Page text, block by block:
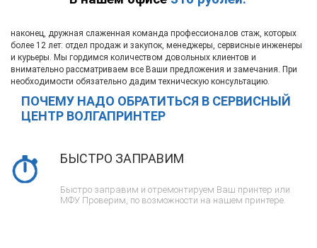
наконец, дружная слаженная команда профессионалов стаж, которых
более 12 лет: отдел продаж и закупок, менеджеры, сервисные инженеры
и курьеры. Мы гордимся количеством довольных клиентов и
внимательно рассматриваем все Ваши предложения и замечания. При
необходимости обязательно дадим техническую консультацию.
ПОЧЕМУ НАДО ОБРАТИТЬСЯ В СЕРВИСНЫЙ
ЦЕНТР ВОЛГАПРИНТЕР
БЫСТРО ЗАПРАВИМ
Быстро заправим и отремонтируем Ваш принтер или
МФУ. Проверим, по возможности на нашем принтере.